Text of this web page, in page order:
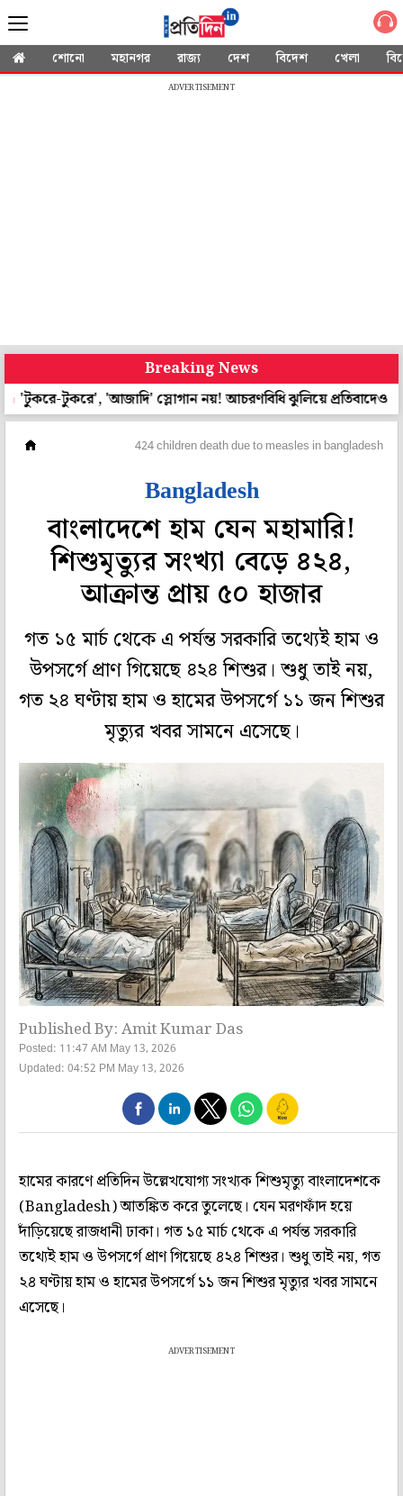
শোনো মহানগর রাজ্য দেশ বিদেশ খেলা
ADVERTISEMENT
Breaking News
'আজাদি' স্লোগান নয়! আচরণবিধি ঝুলিয়ে প্রতিবাদেও দেশভক্তির
424 children death due to measles in bangladesh
Bangladesh
বাংলাদেশে হাম যেন মহামারি!
শিশুমৃত্যুর সংখ্যা বেড়ে ৪২৪,
আক্রান্ত প্রায় ৫০ হাজার
গত ১৫ মার্চ থেকে এ পর্যন্ত সরকারি তথ্যেই হাম ও
উপসর্গে প্রাণ গিয়েছে ৪২৪ শিশুর। শুধু তাই নয়,
গত ২৪ ঘণ্টায় হাম ও হামের উপসর্গে ১১ জন শিশুর
মৃত্যুর খবর সামনে এসেছে।
Published By: Amit Kumar Das
Posted: 11:47 AM May 13, 2026
Updated: 04:52 PM May 13, 2026
হামের কারণে প্রতিদিন উল্লেখযোগ্য সংখ্যক শিশুমৃত্যু বাংলাদেশকে
(Bangladesh) আতঙ্কিত করে তুলেছে। যেন মরণফাঁদ হয়ে
দাঁড়িয়েছে রাজধানী ঢাকা। গত ১৫ মার্চ থেকে এ পর্যন্ত সরকারি
তথ্যেই হাম ও উপসর্গে প্রাণ গিয়েছে ৪২৪ শিশুর। শুধু তাই নয়, গত
২৪ ঘণ্টায় হাম ও হামের উপসর্গে ১১ জন শিশুর মৃত্যুর খবর সামনে
এসেছে।
ADVERTISEMENT